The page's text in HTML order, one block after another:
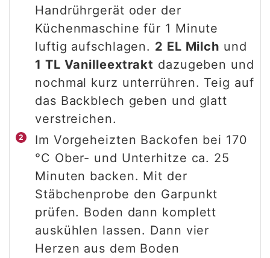
Handrührgerät oder der
Küchenmaschine für 1 Minute
luftig aufschlagen. 2 EL Milch und
1 TL Vanilleextrakt dazugeben und
nochmal kurz unterrühren. Teig auf
das Backblech geben und glatt
verstreichen.
Im Vorgeheizten Backofen bei 170
°C Ober- und Unterhitze ca. 25
Minuten backen. Mit der
Stäbchenprobe den Garpunkt
prüfen. Boden dann komplett
auskühlen lassen. Dann vier
Herzen aus dem Boden